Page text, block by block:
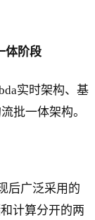
体阶段
实时架构、基
批一体架构。
后广泛采用的
计算分开的两